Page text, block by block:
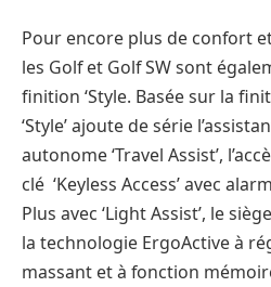
Pour encore plus de confort
les Golf et Golf SW sont
finition ‘Style. Basée sur la
‘Style’ ajoute de série
autonome ‘Travel Assist’,
clé ‘Keyless Access’ avec
Plus avec ‘Light Assist’, le
la technologie ErgoActive à
massant et à fonction